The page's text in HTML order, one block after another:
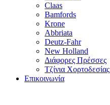
Claas
Bamfords
Krone
Abbriata
Deutz-Fahr
New Holland
Διάφορες Πρέσσες
Τζίνια Χορτοδεσίας
Επικοινωνία